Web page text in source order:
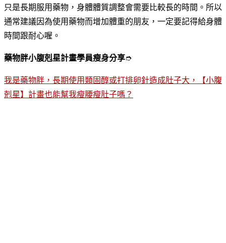
只是長期服用藥物，身體體質調整會需要比較長的時間。所以
通常建議因為使用藥物而增加體重的朋友，一定要記得給身體
時間跟耐心喔。
藥物胖小腹剋星計畫學員瘦身分享➮
我是藥物胖，長期使用類固醇或打排卵針造成肚子大，【小腹
剋星】計畫也能幫我瘦腰瘦肚子嗎？